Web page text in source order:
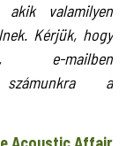
akik valamilyen
Kérjük, hogy
e-mailben
számunkra a
Acoustic Affair